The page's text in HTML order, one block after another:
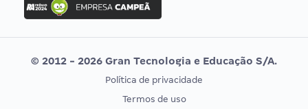
Concurso MPU
Editais publicados
Vunesp
CONCURSOS POR PROFISSÃO
EXAME DE ORDEM
© 2012 - 2026 Gran Tecnologia e Educação S/A.
Política de privacidade
Termos de uso